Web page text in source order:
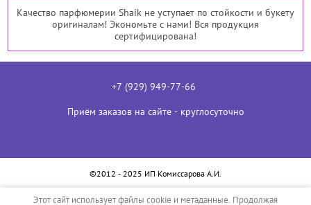
Этот сайт использует файлы cookie и метаданные. Продолжая
Качество парфюмерии Shaik не уступает по стойкости и букету
оригиналам! Экономьте с нами! Вся продукция
сертифицирована!
+7 (929) 949-77-66
Приём заказов на сайте - круглосуточно
©2012 - 2025 ИП Комиссарова А.И.
Политика конфиденциальности